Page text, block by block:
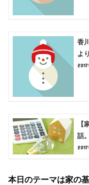
香
よ
【
話
本日のテーマは家の